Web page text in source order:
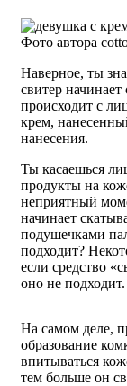
Фото автора
Наверное, ты
свитер
происходит с
крем,
нанесения.
Ты касаешься
продукты на
неприятный
начинает
подушечками
подходит?
если средство
оно не подходит.
На самом деле,
образование
впитываться
тем больше он